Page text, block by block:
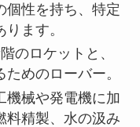
個性を持ち、特定
ます。
のロケットと、
めのローバー。
機械や発電機に加
料精製、水の汲み